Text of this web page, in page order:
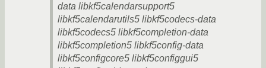
data libkf5calendarsupport5
libkf5calendarutils5 libkf5codecs-data
libkf5codecs5 libkf5completion-data
libkf5completion5 libkf5config-data
libkf5configcore5 libkf5configgui5